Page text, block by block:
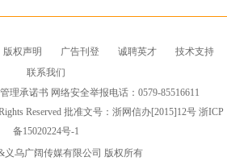
版权声明 广告刊登 诚聘英才
技术支持
联系我们
理承诺书 网络安全举报电话：0579-85516611
Reserved 批准文号：浙网信办[2015]12号 浙ICP
备15020224号-1
义乌广阔传媒有限公司 版权所有